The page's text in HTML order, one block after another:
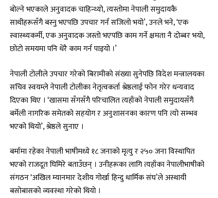
बोल्ने भएकाले अनुवादक चाहिन्थ्यो, त्यस्तोमा नेपाली समुदायकै
साथीहरूसँगै बस्नु भएपछि उपचार गर्न सजिलो भयो’, उनले भने, ‘एक
स्वास्थ्यकर्मी, एक अनुवादक जस्तो भएपछि काम गर्ने क्षमता नै दोब्बर भयो,
छोटो समयमा पनि धेरै काम गर्न पाइयो ।’
नेपाली टोलीले उपचार गरेको बिरामीको संख्या सुनेपछि विदेश मन्त्रालयका
सचिव स्वयम्ले नेपाली टोलीका नेतृत्वकर्ता श्रेष्ठलाई फोन गरेर धन्यवाद
दिएका थिए । ‘खासमा सँगसँगै परिचालित त्यहाँको नेपाली समुदायसँगै
बर्मेली नागरिक समेतको सहयोग र अनुशासनका कारण पनि त्यो सम्भव
भएको थियो’, श्रेष्ठले सुनाए ।
बर्मामा रहेका नेपाली भाषीमध्ये १८ जनाको मृत्यु र २५० जना विस्थापित
भएको राजदूत घिमिरे बताउँछन् । उनीहरूका लागि त्यहाँका नेपालीभाषीको
संगठन ‘अखिल म्यानमार देशीय गोर्खा हिन्दु धार्मिक संघ’ले अस्थायी
बसोबासको व्यवस्था गरेको थियो ।